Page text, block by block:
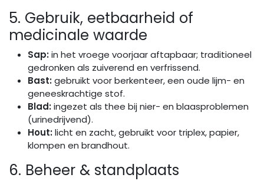
5. Gebruik, eetbaarheid of
medicinale waarde
Sap:in het vroege voorjaar aftapbaar; traditioneel
gedronken als zuiverend en verfrissend.
Bast:gebruikt voor berkenteer, een oude lijm- en
geneeskrachtige stof.
Blad:ingezet als thee bij nier- en blaasproblemen
(urinedrijvend).
Hout:licht en zacht, gebruikt voor triplex, papier,
klompen en brandhout.
6. Beheer & standplaats